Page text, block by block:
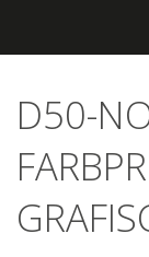
Aktuelles
Unternehmen
D50-